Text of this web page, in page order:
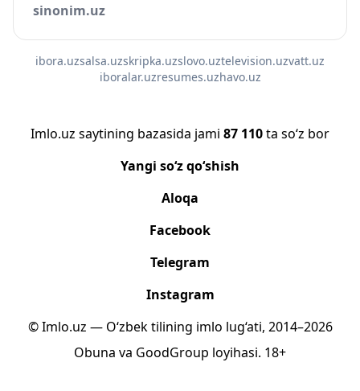
sinonim.uz
ibora.uzsalsa.uzskripka.uzslovo.uztelevision.uzvatt.uz
iboralar.uzresumes.uzhavo.uz
Imlo.uz saytining bazasida jami 87 110ta so‘z bor
Yangi so‘z qo‘shish
Aloqa
Facebook
Telegram
Instagram
© Imlo.uz — O‘zbek tilining imlo lug‘ati, 2014–2026
Obuna va GoodGroup loyihasi. 18+